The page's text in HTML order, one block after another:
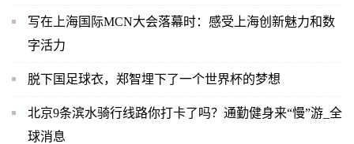
写在上海国际MCN大会落幕时：感受上海创新魅力和数
字活力
脱下国足球衣，郑智埋下了一个世界杯的梦想
北京9条滨水骑行线路你打卡了吗？通勤健身来“慢”游_全
球消息